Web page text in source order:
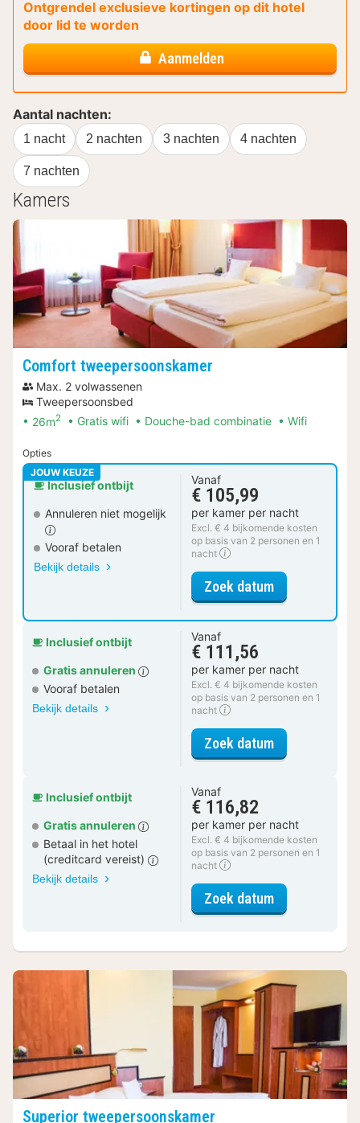
Ontgrendel exclusieve kortingen op dit hotel
door lid te worden
Aanmelden
Aantal nachten:
1 nacht 2 nachten 3 nachten 4 nachten
7 nachten
Kamers
Comfort tweepersoonskamer
Max. 2 volwassenen
Tweepersoonsbed
26m2 Gratis wifi Douche-bad combinatie Wifi
Opties
JOUW KEUZE
Inclusief ontbijt
Annuleren niet mogelijk
Vooraf betalen
Bekijk details
Vanaf
€ 105,99
per kamer per nacht
Excl. € 4 bijkomende kosten
op basis van 2 personen en 1
nacht
Zoek datumvoor Comfort
Inclusief ontbijt
Gratis annuleren
Vooraf betalen
Bekijk details
Vanaf
€ 111,56
per kamer per nacht
Excl. € 4 bijkomende kosten
op basis van 2 personen en 1
nacht
Zoek datumvoor Comfort
Inclusief ontbijt
Gratis annuleren
Betaal in het hotel
(creditcard vereist)
Bekijk details
Vanaf
€ 116,82
per kamer per nacht
Excl. € 4 bijkomende kosten
op basis van 2 personen en 1
nacht
Zoek datumvoor Comfort
Superior tweepersoonskamer